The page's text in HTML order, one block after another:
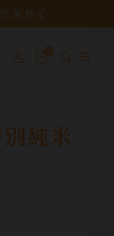
更放心
純米